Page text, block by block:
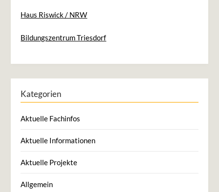
Haus Riswick / NRW
Bildungszentrum Triesdorf
Kategorien
Aktuelle Fachinfos
Aktuelle Informationen
Aktuelle Projekte
Allgemein